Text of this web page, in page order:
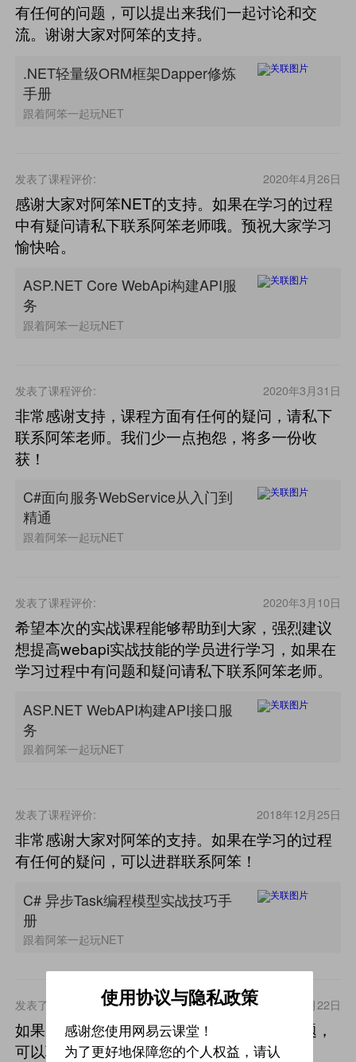
有任何的问题，可以提出来我们一起讨论和交
流。谢谢大家对阿笨的支持。
.NET轻量级ORM框架Dapper修炼
手册
跟着阿笨一起玩NET
发表了课程评价: 2020年4月26日
感谢大家对阿笨NET的支持。如果在学习的过程
中有疑问请私下联系阿笨老师哦。预祝大家学习
愉快哈。
ASP.NET Core WebApi构建API服
务
跟着阿笨一起玩NET
发表了课程评价: 2020年3月31日
非常感谢支持，课程方面有任何的疑问，请私下
联系阿笨老师。我们少一点抱怨，将多一份收
获！
C#面向服务WebService从入门到
精通
跟着阿笨一起玩NET
发表了课程评价: 2020年3月10日
希望本次的实战课程能够帮助到大家，强烈建议
想提高webapi实战技能的学员进行学习，如果在
学习过程中有问题和疑问请私下联系阿笨老师。
ASP.NET WebAPI构建API接口服
务
跟着阿笨一起玩NET
发表了课程评价: 2018年12月25日
非常感谢大家对阿笨的支持。如果在学习的过程
有任何的疑问，可以进群联系阿笨！
C# 异步Task编程模型实战技巧手
册
跟着阿笨一起玩NET
发表了课程评价: 2018年12月22日
如果大家在学习的过程中有任何的疑问和问题，
可以联系阿笨一起交流和学习。
使用协议与隐私政策
感谢您使用网易云课堂！
为了更好地保障您的个人权益，请认